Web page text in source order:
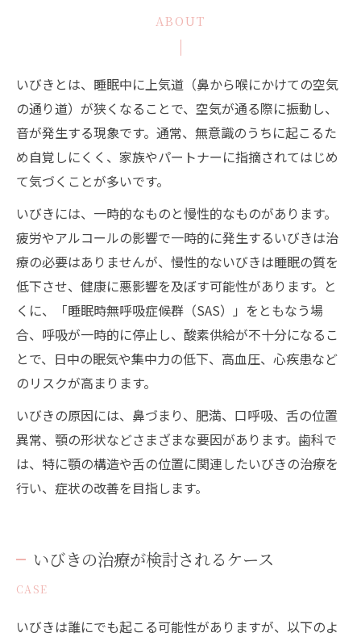
ABOUT
いびきとは、睡眠中に上気道（鼻から喉にかけての空気
の通り道）が狭くなることで、空気が通る際に振動し、
音が発生する現象です。通常、無意識のうちに起こるた
め自覚しにくく、家族やパートナーに指摘されてはじめ
て気づくことが多いです。
いびきには、一時的なものと慢性的なものがあります。
疲労やアルコールの影響で一時的に発生するいびきは治
療の必要はありませんが、慢性的ないびきは睡眠の質を
低下させ、健康に悪影響を及ぼす可能性があります。と
くに、「睡眠時無呼吸症候群（SAS）」をともなう場
合、呼吸が一時的に停止し、酸素供給が不十分になるこ
とで、日中の眠気や集中力の低下、高血圧、心疾患など
のリスクが高まります。
いびきの原因には、鼻づまり、肥満、口呼吸、舌の位置
異常、顎の形状などさまざまな要因があります。歯科で
は、特に顎の構造や舌の位置に関連したいびきの治療を
行い、症状の改善を目指します。
いびきの治療が検討されるケース
CASE
いびきは誰にでも起こる可能性がありますが、以下のよ